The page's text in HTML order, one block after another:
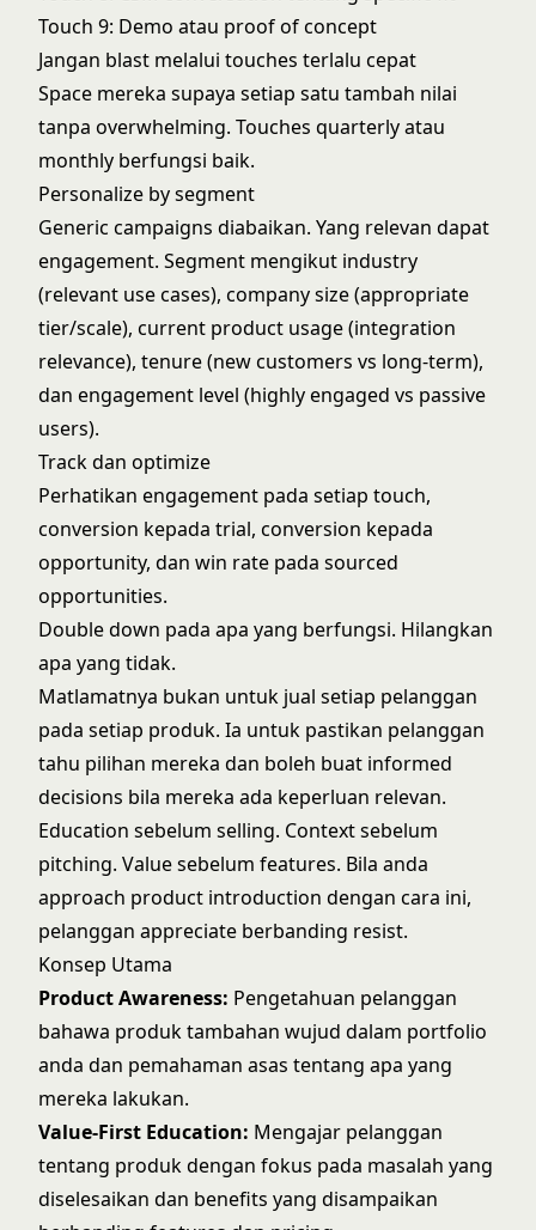
Touch 9: Demo atau proof of concept
Jangan blast melalui touches terlalu cepat
Space mereka supaya setiap satu tambah nilai
tanpa overwhelming. Touches quarterly atau
monthly berfungsi baik.
Personalize by segment
Generic campaigns diabaikan. Yang relevan dapat
engagement. Segment mengikut industry
(relevant use cases), company size (appropriate
tier/scale), current product usage (integration
relevance), tenure (new customers vs long-term),
dan engagement level (highly engaged vs passive
users).
Track dan optimize
Perhatikan engagement pada setiap touch,
conversion kepada trial, conversion kepada
opportunity, dan win rate pada sourced
opportunities.
Double down pada apa yang berfungsi. Hilangkan
apa yang tidak.
Matlamatnya bukan untuk jual setiap pelanggan
pada setiap produk. Ia untuk pastikan pelanggan
tahu pilihan mereka dan boleh buat informed
decisions bila mereka ada keperluan relevan.
Education sebelum selling. Context sebelum
pitching. Value sebelum features. Bila anda
approach product introduction dengan cara ini,
pelanggan appreciate berbanding resist.
Konsep Utama
Product Awareness: Pengetahuan pelanggan
bahawa produk tambahan wujud dalam portfolio
anda dan pemahaman asas tentang apa yang
mereka lakukan.
Value-First Education: Mengajar pelanggan
tentang produk dengan fokus pada masalah yang
diselesaikan dan benefits yang disampaikan